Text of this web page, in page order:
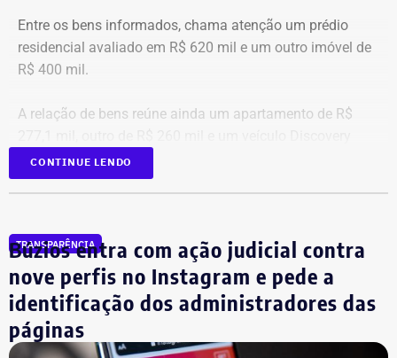
Entre os bens informados, chama atenção um prédio
residencial avaliado em R$ 620 mil e um outro imóvel de
R$ 400 mil.
A relação de bens reúne ainda um apartamento de R$
D300, ano 2023, declarado por R$ 330 mil. Também
aparecem na lista cerca de R$ 177 mil em aplicações e
CONTINUE LENDO
TRANSPARÊNCIA
Búzios entra com ação judicial contra
nove perfis no Instagram e pede a
identificação dos administradores das
páginas